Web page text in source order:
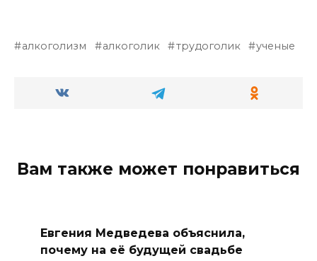
алкоголизм алкоголик трудоголик ученые
Вам также может понравиться
Евгения Медведева объяснила,
почему на её будущей свадьбе